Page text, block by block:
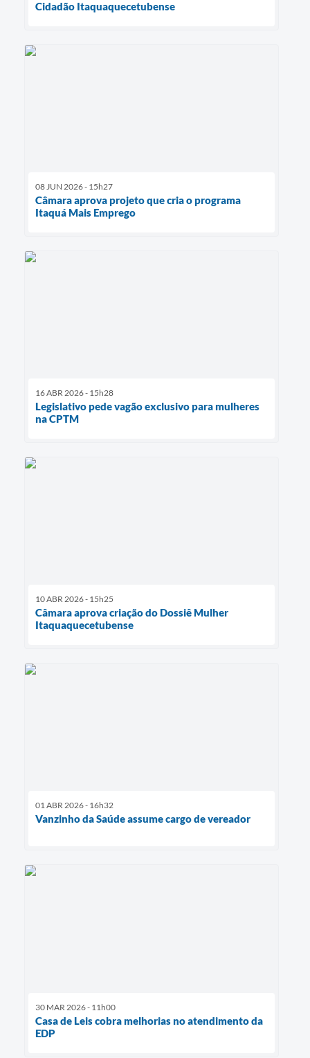
Cidadão Itaquaquecetubense
08 JUN 2026 - 15h27
Câmara aprova projeto que cria o programa
Itaquá Mais Emprego
16 ABR 2026 - 15h28
Legislativo pede vagão exclusivo para mulheres
na CPTM
10 ABR 2026 - 15h25
Câmara aprova criação do Dossiê Mulher
Itaquaquecetubense
01 ABR 2026 - 16h32
Vanzinho da Saúde assume cargo de vereador
30 MAR 2026 - 11h00
Casa de Leis cobra melhorias no atendimento da
EDP